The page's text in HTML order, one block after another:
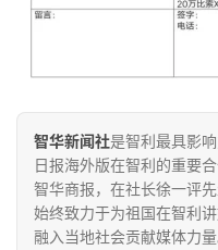
智华新闻社是智利最具影
日报海外版在智利的重要
智华商报，在社长徐一评
始终致力于为祖国在智利
融入当地社会贡献媒体力